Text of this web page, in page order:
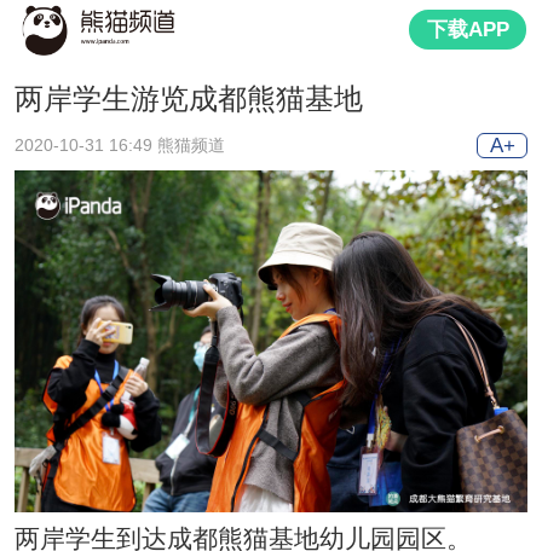
下载APP
两岸学生游览成都熊猫基地
2020-10-31 16:49 熊猫频道 A+
两岸学生到达成都熊猫基地幼儿园园区。